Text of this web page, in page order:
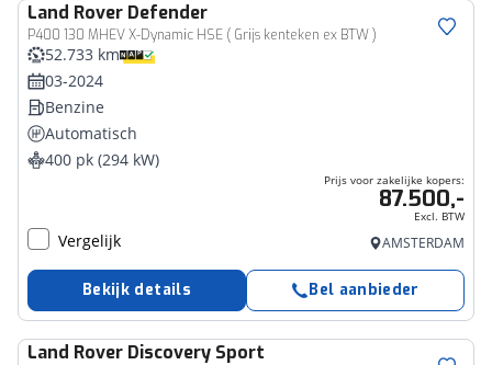
Land Rover Defender
P400 130 MHEV X-Dynamic HSE ( Grijs kenteken ex BTW )
Bedrijfswagen
52.733 km
03-2024
Benzine
Automatisch
400 pk (294 kW)
Prijs voor zakelijke kopers:
87.500,-
Excl. BTW
Vergelijk AMSTERDAM
Bekijk details Bel aanbieder
Land Rover Discovery Sport